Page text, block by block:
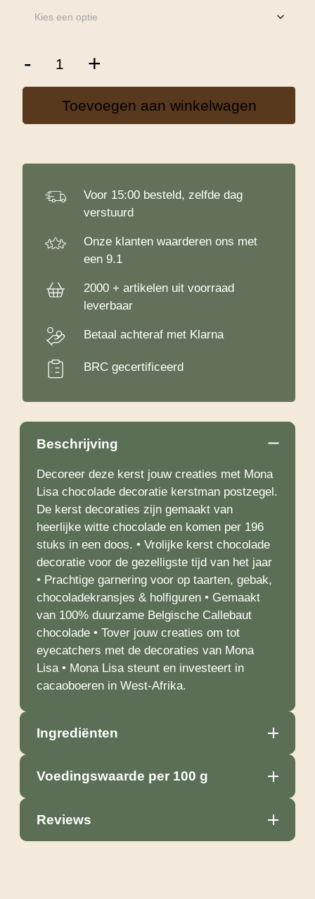
-
"Kerstman
aantal
+
Toevoegen aan winkelwagen
Voor 15:00 besteld, zelfde dag
verstuurd
Onze klanten waarderen ons met
een 9.1
2000 + artikelen uit voorraad
leverbaar
Betaal achteraf met Klarna
BRC gecertificeerd
Beschrijving
Decoreer deze kerst jouw creaties met Mona
Lisa chocolade decoratie kerstman postzegel.
De kerst decoraties zijn gemaakt van
heerlijke witte chocolade en komen per 196
stuks in een doos. • Vrolijke kerst chocolade
decoratie voor de gezelligste tijd van het jaar
• Prachtige garnering voor op taarten, gebak,
chocoladekransjes & holfiguren • Gemaakt
van 100% duurzame Belgische Callebaut
chocolade • Tover jouw creaties om tot
eyecatchers met de decoraties van Mona
Lisa • Mona Lisa steunt en investeert in
cacaoboeren in West-Afrika.
Ingrediënten
Voedingswaarde per 100 g
Reviews